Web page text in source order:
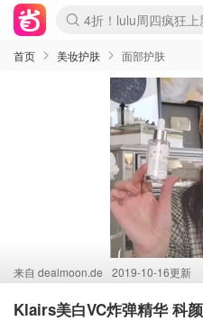
Boticinal 夏促开抢！
4折！lulu周四疯狂上
还没结束！
Joybuy变相75折 随时
速领！Stanley独家85
疑似霸哥！Camper
Zalando 奥莱闪促！
Moncler反季囤！5折
Coach Brooklyn仅
首页 美妆护肤 面部护肤
来自 dealmoon.de 2019-10-16更新
Klairs美白VC炸弹精华 科